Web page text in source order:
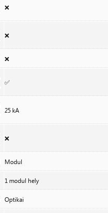
❌
❌
❌
✅
25 kA
❌
Modul
1 modul hely
Optikai